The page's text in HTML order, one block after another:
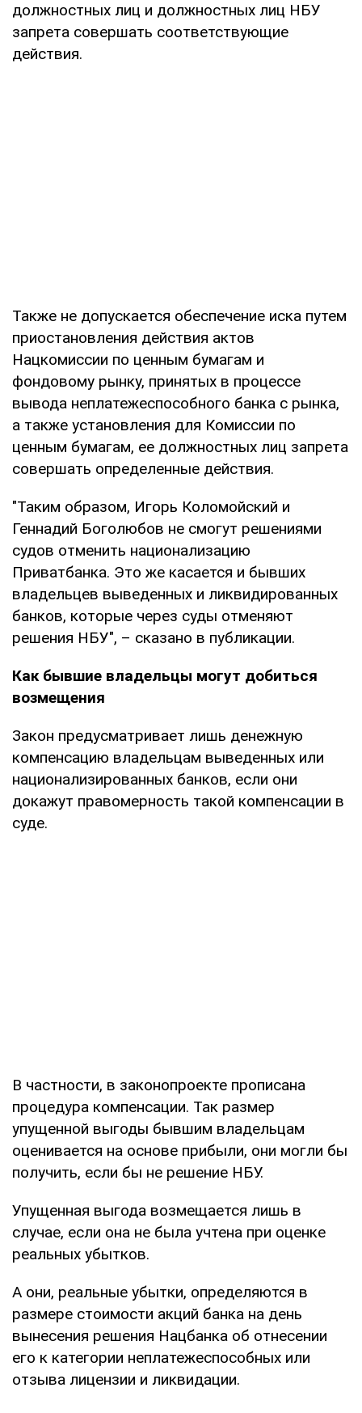
должностных лиц и должностных лиц НБУ
запрета совершать соответствующие
действия.
Также не допускается обеспечение иска путем
приостановления действия актов
Нацкомиссии по ценным бумагам и
фондовому рынку, принятых в процессе
вывода неплатежеспособного банка с рынка,
а также установления для Комиссии по
ценным бумагам, ее должностных лиц запрета
совершать определенные действия.
"Таким образом, Игорь Коломойский и
Геннадий Боголюбов не смогут решениями
судов отменить национализацию
Приватбанка. Это же касается и бывших
владельцев выведенных и ликвидированных
банков, которые через суды отменяют
решения НБУ", – сказано в публикации.
Как бывшие владельцы могут добиться
возмещения
Закон предусматривает лишь денежную
компенсацию владельцам выведенных или
национализированных банков, если они
докажут правомерность такой компенсации в
суде.
В частности, в законопроекте прописана
процедура компенсации. Так размер
упущенной выгоды бывшим владельцам
оценивается на основе прибыли, они могли бы
получить, если бы не решение НБУ.
Упущенная выгода возмещается лишь в
случае, если она не была учтена при оценке
реальных убытков.
А они, реальные убытки, определяются в
размере стоимости акций банка на день
вынесения решения Нацбанка об отнесении
его к категории неплатежеспособных или
отзыва лицензии и ликвидации.